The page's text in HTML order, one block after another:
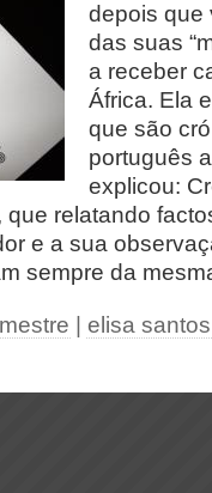
depois que
das suas
a receber
África. Ela
que são
português
explicou:
que relatando
e a sua
sempre da
elisa santos